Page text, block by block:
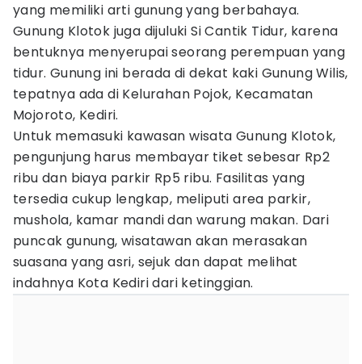
yang memiliki arti gunung yang berbahaya.
Gunung Klotok juga dijuluki Si Cantik Tidur, karena
bentuknya menyerupai seorang perempuan yang
tidur. Gunung ini berada di dekat kaki Gunung Wilis,
tepatnya ada di Kelurahan Pojok, Kecamatan
Mojoroto, Kediri.
Untuk memasuki kawasan wisata Gunung Klotok,
pengunjung harus membayar tiket sebesar Rp2
ribu dan biaya parkir Rp5 ribu. Fasilitas yang
tersedia cukup lengkap, meliputi area parkir,
mushola, kamar mandi dan warung makan. Dari
puncak gunung, wisatawan akan merasakan
suasana yang asri, sejuk dan dapat melihat
indahnya Kota Kediri dari ketinggian.